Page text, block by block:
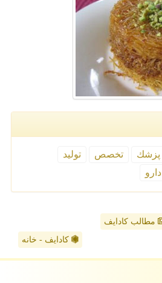
پزشك تخصص
تولید
دارو
مطالب کادایف
کادایف - خانه